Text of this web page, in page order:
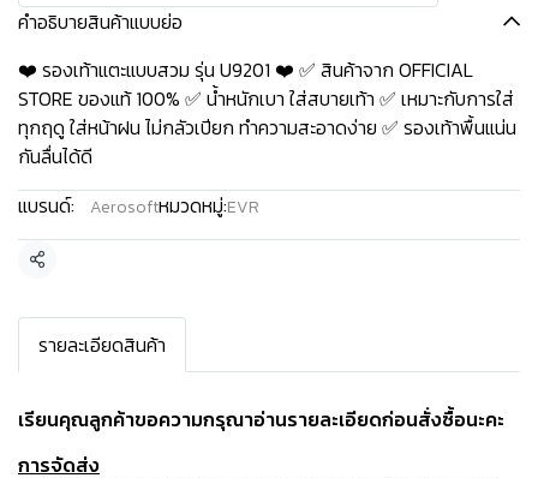
คำอธิบายสินค้าแบบย่อ
❤️ รองเท้าแตะแบบสวม รุ่น U9201 ❤️ ✅ สินค้าจาก OFFICIAL
STORE ของแท้ 100% ✅ น้ำหนักเบา ใส่สบายเท้า ✅ เหมาะกับการใส่
ทุกฤดู ใส่หน้าฝน ไม่กลัวเปียก ทำความสะอาดง่าย ✅ รองเท้าพื้นแน่น
กันลื่นได้ดี
แบรนด์:
Aerosoftหมวดหมู่:EVR
แชร์
รายละเอียดสินค้า
เรียนคุณลูกค้าขอความกรุณาอ่านรายละเอียดก่อนสั่งซื้อนะคะ️
การจัดส่ง